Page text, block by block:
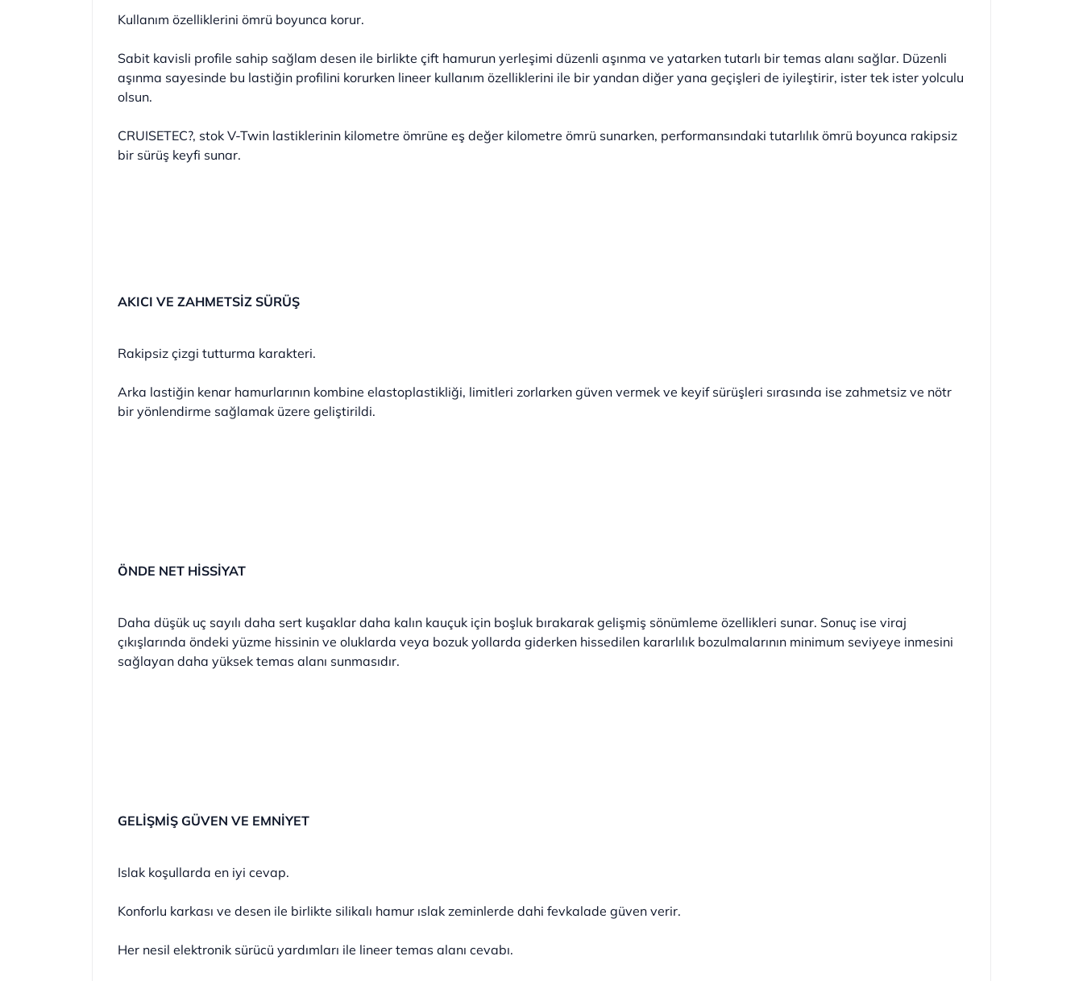
Kullanım özelliklerini ömrü boyunca korur.
Sabit kavisli profile sahip sağlam desen ile birlikte çift hamurun yerleşimi düzenli aşınma ve yatarken tutarlı bir temas alanı sağlar. Düzenli
aşınma sayesinde bu lastiğin profilini korurken lineer kullanım özelliklerini ile bir yandan diğer yana geçişleri de iyileştirir, ister tek ister yolculu
olsun.
CRUISETEC?, stok V-Twin lastiklerinin kilometre ömrüne eş değer kilometre ömrü sunarken, performansındaki tutarlılık ömrü boyunca rakipsiz
bir sürüş keyfi sunar.
AKICI VE ZAHMETSİZ SÜRÜŞ
Rakipsiz çizgi tutturma karakteri.
Arka lastiğin kenar hamurlarının kombine elastoplastikliği, limitleri zorlarken güven vermek ve keyif sürüşleri sırasında ise zahmetsiz ve nötr
bir yönlendirme sağlamak üzere geliştirildi.
ÖNDE NET HİSSİYAT
Daha düşük uç sayılı daha sert kuşaklar daha kalın kauçuk için boşluk bırakarak gelişmiş sönümleme özellikleri sunar. Sonuç ise viraj
çıkışlarında öndeki yüzme hissinin ve oluklarda veya bozuk yollarda giderken hissedilen kararlılık bozulmalarının minimum seviyeye inmesini
sağlayan daha yüksek temas alanı sunmasıdır.
GELİŞMİŞ GÜVEN VE EMNİYET
Islak koşullarda en iyi cevap.
Konforlu karkası ve desen ile birlikte silikalı hamur ıslak zeminlerde dahi fevkalade güven verir.
Her nesil elektronik sürücü yardımları ile lineer temas alanı cevabı.